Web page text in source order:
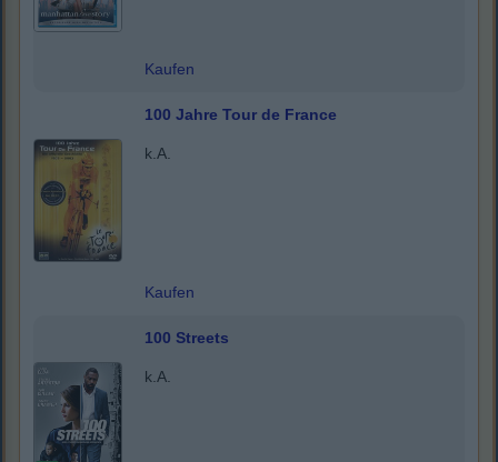
Kaufen
100 Jahre Tour de France
k.A.
Kaufen
100 Streets
k.A.